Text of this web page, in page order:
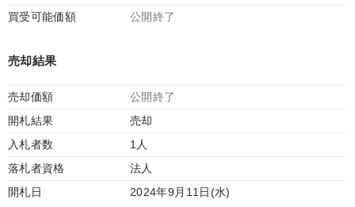
買受可能価額
公開終了
売却結果
売却価額
公開終了
開札結果
売却
入札者数
1人
落札者資格
法人
開札日
2024年9月11日(水)